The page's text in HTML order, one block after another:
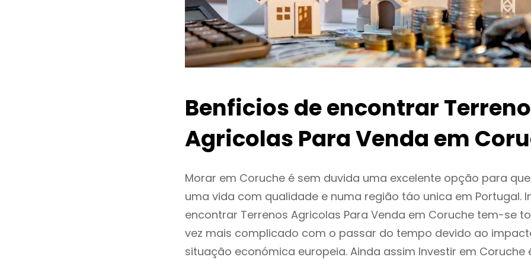
Benficios de encontrar
Agricolas Para Venda em
Morar em Coruche é sem duvida uma excelente opção para
uma vida com qualidade e numa região táo unica em Portugal.
encontrar Terrenos Agricolas Para Venda em Coruche tem-se
vez mais complicado com o passar do tempo devido ao
situação económica europeia. Ainda assim Investir em Coruche